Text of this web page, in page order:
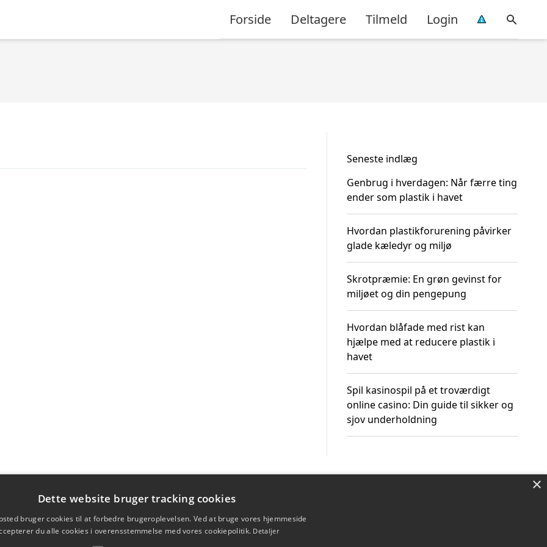
Forside Deltagere Tilmeld Login
Seneste indlæg
Genbrug i hverdagen: Når færre ting
ender som plastik i havet
Hvordan plastikforurening påvirker
glade kæledyr og miljø
Skrotpræmie: En grøn gevinst for
miljøet og din pengepung
Hvordan blåfade med rist kan
hjælpe med at reducere plastik i
havet
Spil kasinospil på et troværdigt
online casino: Din guide til sikker og
sjov underholdning
×
Dette website bruger tracking cookies
bruger cookies til at forbedre brugeroplevelsen. Ved at bruge vores hjemmeside
du alle cookies i overensstemmelse med vores cookiepolitik. Detaljer